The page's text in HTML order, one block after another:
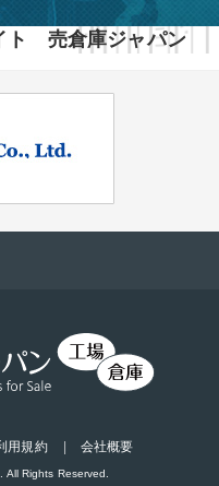
ト 売倉庫ジャパン
用規約 会社概要
All Rights Reserved.